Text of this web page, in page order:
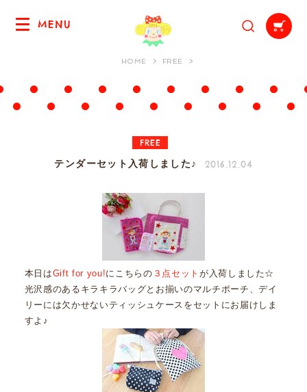
MENU
HOME FREE
FREE
テンダーセット入荷しました♪ 2016.12.04
本日はGift for you!にこちらの ３点セット が入荷しました☆
光沢感のあるキラキラバッグとお揃いのマルチポーチ、デイ
リーには欠かせないティッシュケースをセットにお届けしま
すよ♪